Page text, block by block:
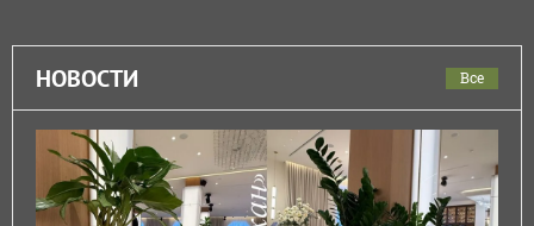
НОВОСТИ Все